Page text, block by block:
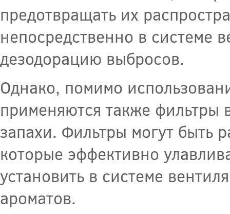
предотвращать их
непосредственно в системе
дезодорацию выбросов.
Однако, помимо
применяются также фильтры
запахи. Фильтры могут быть
которые эффективно
установить в системе
ароматов.